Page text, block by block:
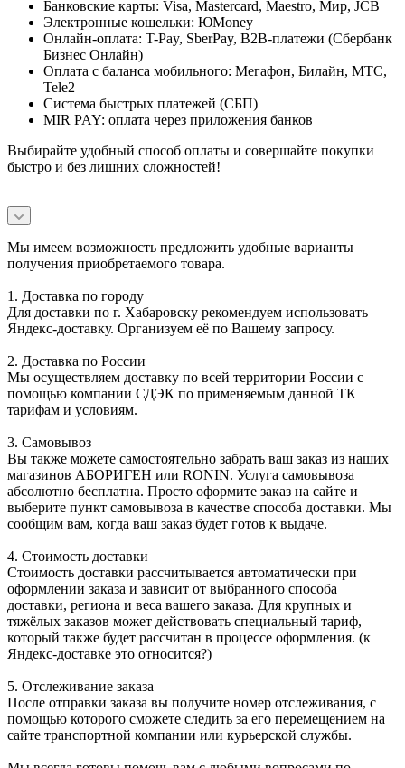
Банковские карты: Visa, Mastercard, Maestro, Мир, JCB
Электронные кошельки: ЮMoney
Онлайн-оплата: T-Pay, SberPay, B2B-платежи (Сбербанк
Бизнес Онлайн)
Оплата с баланса мобильного: Мегафон, Билайн, МТС,
Tele2
Система быстрых платежей (СБП)
MIR PAY: оплата через приложения банков
Выбирайте удобный способ оплаты и совершайте покупки
быстро и без лишних сложностей!
Мы имеем возможность предложить удобные варианты
получения приобретаемого товара.
1. Доставка по городу
Для доставки по г. Хабаровску рекомендуем использовать
Яндекс-доставку. Организуем её по Вашему запросу.
2. Доставка по России
Мы осуществляем доставку по всей территории России с
помощью компании СДЭК по применяемым данной ТК
тарифам и условиям.
3. Самовывоз
Вы также можете самостоятельно забрать ваш заказ из наших
магазинов АБОРИГЕН или RONIN. Услуга самовывоза
абсолютно бесплатна. Просто оформите заказ на сайте и
выберите пункт самовывоза в качестве способа доставки. Мы
сообщим вам, когда ваш заказ будет готов к выдаче.
4. Стоимость доставки
Стоимость доставки рассчитывается автоматически при
оформлении заказа и зависит от выбранного способа
доставки, региона и веса вашего заказа. Для крупных и
тяжёлых заказов может действовать специальный тариф,
который также будет рассчитан в процессе оформления. (к
Яндекс-доставке это относится?)
5. Отслеживание заказа
После отправки заказа вы получите номер отслеживания, с
помощью которого сможете следить за его перемещением на
сайте транспортной компании или курьерской службы.